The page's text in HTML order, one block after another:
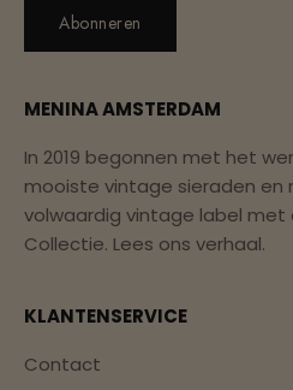
Abonneren
MENINA AMSTERDAM
In 2019 begonnen met het
mooiste vintage sieraden
volwaardig vintage label met
Collectie. Lees ons verhaal.
KLANTENSERVICE
Contact